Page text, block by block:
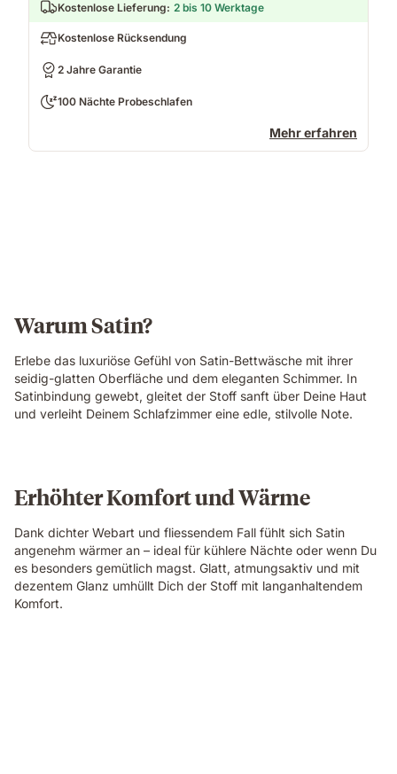
Kostenlose Lieferung: 2 bis 10 Werktage
Kostenlose Rücksendung
2 Jahre Garantie
100 Nächte Probeschlafen
Mehr erfahren
Warum Satin?
Erlebe das luxuriöse Gefühl von Satin-Bettwäsche mit ihrer
seidig-glatten Oberfläche und dem eleganten Schimmer. In
Satinbindung gewebt, gleitet der Stoff sanft über Deine Haut
und verleiht Deinem Schlafzimmer eine edle, stilvolle Note.
Erhöhter Komfort und Wärme
Dank dichter Webart und fliessendem Fall fühlt sich Satin
angenehm wärmer an – ideal für kühlere Nächte oder wenn Du
es besonders gemütlich magst. Glatt, atmungsaktiv und mit
dezentem Glanz umhüllt Dich der Stoff mit langanhaltendem
Komfort.